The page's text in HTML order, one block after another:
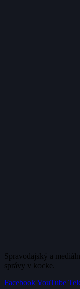
Spravodajský a
správy v kocke.
FacebookYouTube